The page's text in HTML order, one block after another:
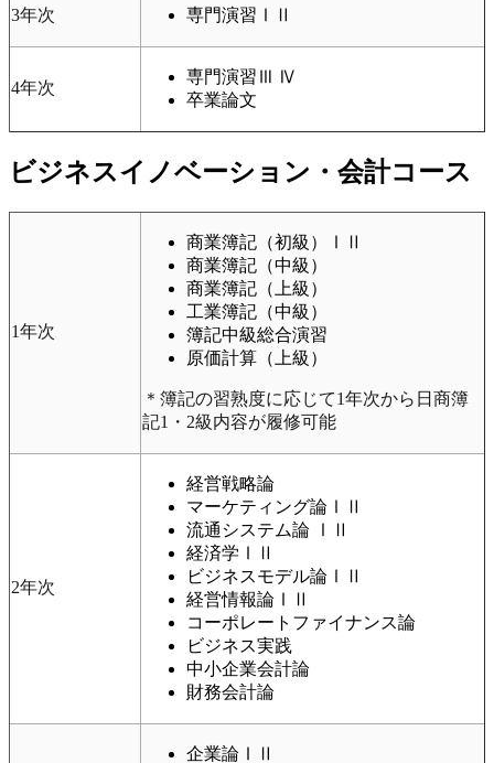
3年次 専門演習ⅠⅡ
4年次
専門演習Ⅲ Ⅳ
卒業論文
ビジネスイノベーション・会計コース
1年次
商業簿記（初級）ⅠⅡ
商業簿記（中級）
商業簿記（上級）
工業簿記（中級）
簿記中級総合演習
原価計算（上級）
＊簿記の習熟度に応じて1年次から日商簿
記1・2級内容が履修可能
2年次
経営戦略論
マーケティング論ⅠⅡ
流通システム論 ⅠⅡ
経済学ⅠⅡ
ビジネスモデル論ⅠⅡ
経営情報論ⅠⅡ
コーポレートファイナンス論
ビジネス実践
中小企業会計論
財務会計論
企業論ⅠⅡ